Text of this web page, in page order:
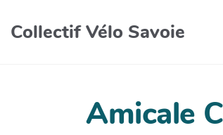
Collectif Vélo Savoie
Amicale